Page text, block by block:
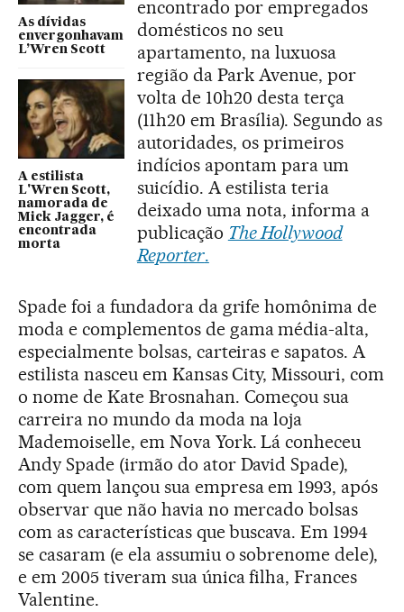
As dívidas
envergonhavam
L’Wren Scott
A estilista
L'Wren Scott,
namorada de
Mick Jagger, é
encontrada
morta
encontrado por empregados
domésticos no seu
apartamento, na luxuosa
região da Park Avenue, por
volta de 10h20 desta terça
(11h20 em Brasília). Segundo as
autoridades, os primeiros
indícios apontam para um
suicídio. A estilista teria
deixado uma nota, informa a
publicação The Hollywood
Reporter.
Spade foi a fundadora da grife homônima de
moda e complementos de gama média-alta,
especialmente bolsas, carteiras e sapatos. A
estilista nasceu em Kansas City, Missouri, com
o nome de Kate Brosnahan. Começou sua
carreira no mundo da moda na loja
Mademoiselle, em Nova York. Lá conheceu
Andy Spade (irmão do ator David Spade),
com quem lançou sua empresa em 1993, após
observar que não havia no mercado bolsas
com as características que buscava. Em 1994
se casaram (e ela assumiu o sobrenome dele),
e em 2005 tiveram sua única filha, Frances
Valentine.